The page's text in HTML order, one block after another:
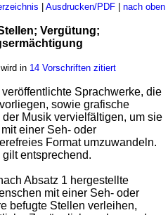
| Ausdrucken/PDF| nach oben
Vergütung;
in 14 Vorschriften zitiert
Sprachwerke, die
sowie grafische
Musik vervielfältigen, um sie
einer Seh- oder
Format umzuwandeln.
gilt entsprechend.
Absatz 1 hergestellte
mit einer Seh- oder
befugte Stellen verleihen,